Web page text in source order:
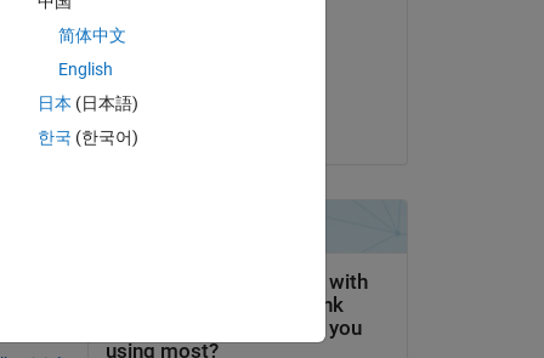
a
le 31 Jan 2023
Acceptée :
简体中文
English
日本 (日本語)
한국 (한국어)